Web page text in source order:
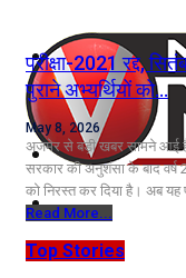
दिल्ली/NCR
राजनीति
कारोबार
खेल
मनोरंजन
परीक्षा-2021 रद्द,
पुराने अभ्यर्थियों को…
May 8, 2026
अजमेर से बड़ी खबर सामने आई
सरकार की अनुशंसा के बाद वर्ष
को निरस्त कर दिया है। अब यह
Read More...
Top Stories